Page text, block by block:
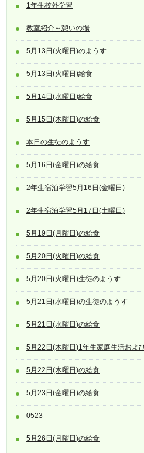
1年生校外学習
教室紹介～憩いの場
5月13日(火曜日)のようす
5月13日(火曜日)給食
5月14日(水曜日)給食
5月15日(木曜日)の給食
本日の生徒のようす
5月16日(金曜日)の給食
2年生宿泊学習5月16日(金曜日)
2年生宿泊学習5月17日(土曜日)
5月19日(月曜日)の給食
5月20日(火曜日)の給食
5月20日(火曜日)生徒のようす
5月21日(水曜日)の生徒のようす
5月21日(水曜日)の給食
5月22日(木曜日)1年生家庭生活およ
5月22日(木曜日)の給食
5月23日(金曜日)の給食
0523
5月26日(月曜日)の給食